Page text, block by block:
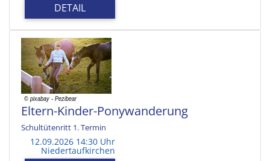
DETAIL
Eltern-Kinder-Ponywanderung
Schultütenritt 1. Termin
12.09.2026 14:30 Uhr
Niedertaufkirchen